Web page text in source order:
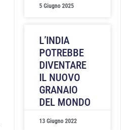
5 Giugno 2025
L’INDIA
POTREBBE
DIVENTARE
IL NUOVO
GRANAIO
DEL MONDO
13 Giugno 2022